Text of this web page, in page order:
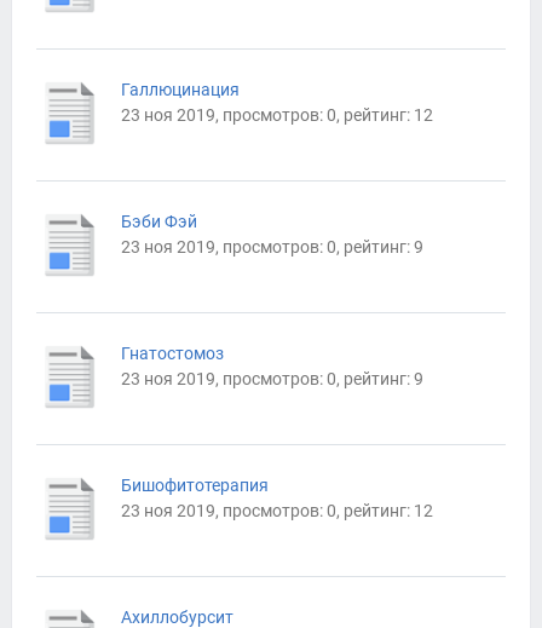
Галлюцинация
23 ноя 2019, просмотров: 0, рейтинг: 12
Бэби Фэй
23 ноя 2019, просмотров: 0, рейтинг: 9
Гнатостомоз
23 ноя 2019, просмотров: 0, рейтинг: 9
Бишофитотерапия
23 ноя 2019, просмотров: 0, рейтинг: 12
Ахиллобурсит